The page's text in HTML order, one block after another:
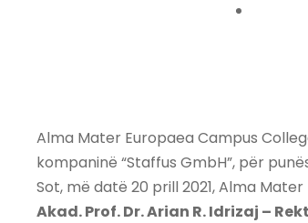
Alma Mater Europaea Campus
kompaninë “Staffus GmbH”, për
Sot, më datë 20 prill 2021, Alma
Akad. Prof. Dr. Arian R. Idrizaj –